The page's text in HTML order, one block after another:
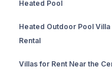
Fethiye kiralık villa
mutaassıp aileler,
geniş aile gibi, her
kiralık villalar ile
Heated Pool
Heated Outdoor Pool Villa
Rental
Villas for Rent Near the